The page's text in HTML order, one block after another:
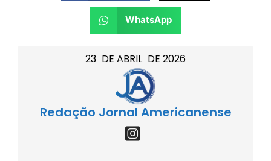
23 DE ABRIL DE 2026
Redação Jornal Americanense
WhatsApp